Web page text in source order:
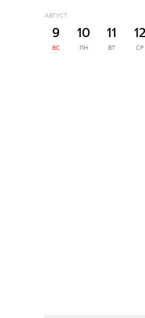
АВГУСТ
9
ВС
10
ПН
11
ВТ
12
СР